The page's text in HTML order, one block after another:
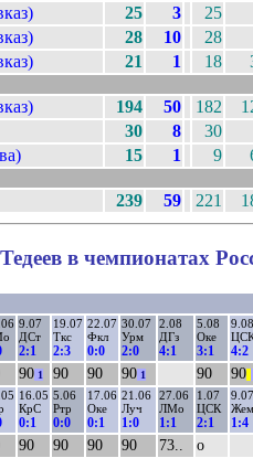
25 3 25
28 10 28
21 1 18
194 50 182
30 8 30
15 1 9
239 59 221
в чемпионатах
9.07
ДСт
2:1
19.07
Ткс
2:3
22.07
Фкл
0:0
30.07
Урм
2:0
2.08
ДГз
4:1
5.08
Оке
3:1
9.08
4:2
90 1 90 90 90 1 90 90
16.05
КрС
0:1
5.06
Ртр
0:0
17.06
Оке
0:1
21.06
Луч
1:0
27.06
ЛМо
1:1
1.07
ЦСК
2:1
9.07
Жем
1:4
90 90 90 90 73.. о